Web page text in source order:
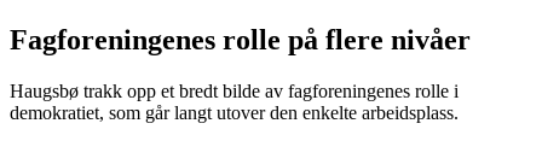
Fagforeningenes rolle på flere nivåer
Haugsbø trakk opp et bredt bilde av fagforeningenes rolle i
demokratiet, som går langt utover den enkelte arbeidsplass.